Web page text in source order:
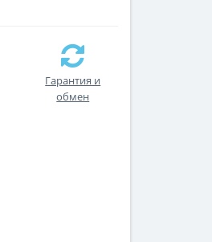
Гарантия и
обмен